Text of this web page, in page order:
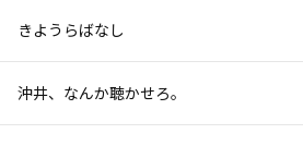
きようらばなし
沖井、なんか聴かせろ。